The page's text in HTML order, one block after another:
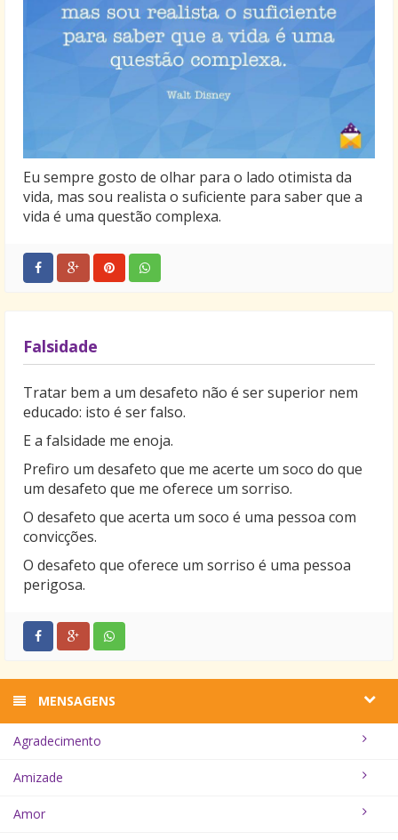
Eu sempre gosto de olhar para o lado otimista da
vida, mas sou realista o suficiente para saber que a
vida é uma questão complexa.
Falsidade
Tratar bem a um desafeto não é ser superior nem
educado: isto é ser falso.
E a falsidade me enoja.
Prefiro um desafeto que me acerte um soco do que
um desafeto que me oferece um sorriso.
O desafeto que acerta um soco é uma pessoa com
convicções.
O desafeto que oferece um sorriso é uma pessoa
perigosa.
MENSAGENS
Agradecimento
Amizade
Amor